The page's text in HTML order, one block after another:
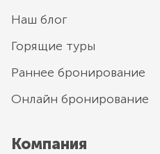
Наш блог
Горящие туры
Раннее бронирование
Онлайн бронирование
Компания